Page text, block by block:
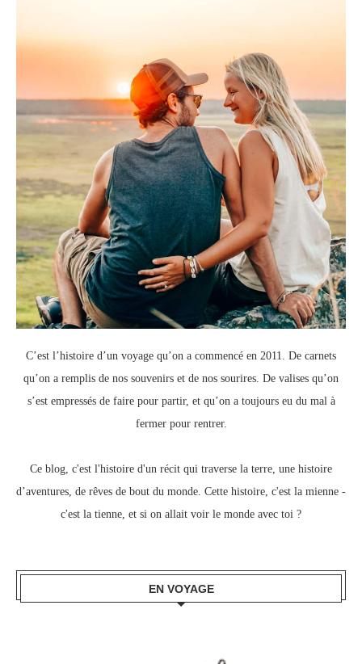
C’est l’histoire d’un voyage qu’on a commencé en 2011. De carnets
qu’on a remplis de nos souvenirs et de nos sourires. De valises qu’on
s’est empressés de faire pour partir, et qu’on a toujours eu du mal à
fermer pour rentrer.
Ce blog, c'est l'histoire d'un récit qui traverse la terre, une histoire
d’aventures, de rêves de bout du monde. Cette histoire, c'est la mienne -
c'est la tienne, et si on allait voir le monde avec toi ?
EN VOYAGE